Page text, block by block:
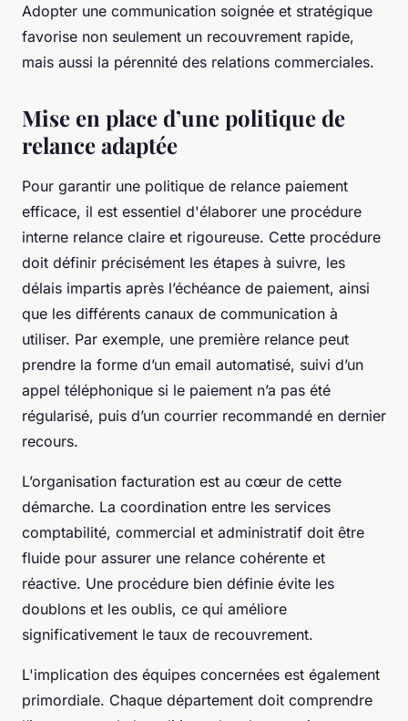
Adopter une communication soignée et stratégique
favorise non seulement un recouvrement rapide,
mais aussi la pérennité des relations commerciales.
Mise en place d’une politique de
relance adaptée
Pour garantir une politique de relance paiement
efficace, il est essentiel d'élaborer une procédure
interne relance claire et rigoureuse. Cette procédure
doit définir précisément les étapes à suivre, les
délais impartis après l’échéance de paiement, ainsi
que les différents canaux de communication à
utiliser. Par exemple, une première relance peut
prendre la forme d’un email automatisé, suivi d’un
appel téléphonique si le paiement n’a pas été
régularisé, puis d’un courrier recommandé en dernier
recours.
L’organisation facturation est au cœur de cette
démarche. La coordination entre les services
comptabilité, commercial et administratif doit être
fluide pour assurer une relance cohérente et
réactive. Une procédure bien définie évite les
doublons et les oublis, ce qui améliore
significativement le taux de recouvrement.
L'implication des équipes concernées est également
primordiale. Chaque département doit comprendre